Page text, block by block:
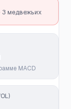
3 медвежьих
MACD